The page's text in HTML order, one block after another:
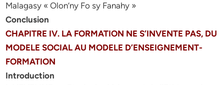
Malagasy « Olon’ny Fo sy Fanahy »
Conclusion
CHAPITRE IV. LA FORMATION NE S’INVENTE PAS, DU
MODELE SOCIAL AU MODELE D’ENSEIGNEMENT-
FORMATION
Introduction